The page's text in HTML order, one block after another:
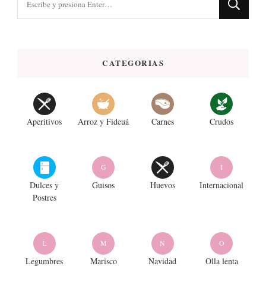
CATEGORIAS
Aperitivos Arroz y Fideuá Carnes Crudos
Dulces y
Postres
G
Guisos Huevos
I
Internacional
L
Legumbres
M
Marisco
N
Navidad
O
Olla lenta